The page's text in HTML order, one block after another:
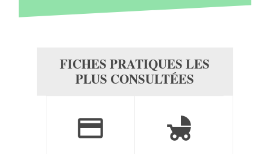
FICHES PRATIQUES LES
PLUS CONSULTÉES
credit_card child_friendly